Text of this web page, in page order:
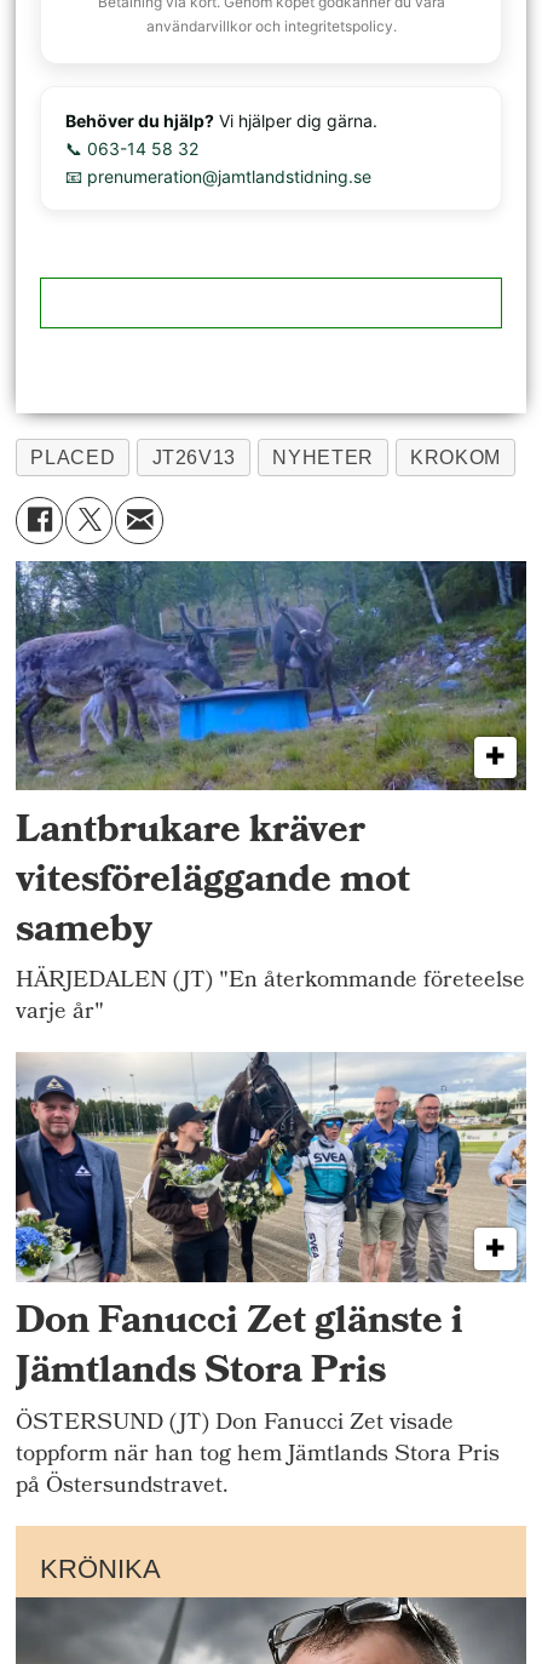
användarvillkor och integritetspolicy.
Behöver du hjälp? Vi hjälper dig gärna.
📞 063-14 58 32
📧 prenumeration@jamtlandstidning.se
PLACED JT26V13 NYHETER KROKOM
Lantbrukare kräver
vitesföreläggande mot
sameby
HÄRJEDALEN (JT) "En återkommande företeelse
varje år"
Don Fanucci Zet glänste i
Jämtlands Stora Pris
ÖSTERSUND (JT) Don Fanucci Zet visade
toppform när han tog hem Jämtlands Stora Pris
på Östersundstravet.
KRÖNIKA